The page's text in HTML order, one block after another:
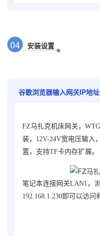
04 安装设置
谷歌浏览器输入网关IP地
FZ马扎克机床网关，
装，12V-24V宽电压输入
置，支持TF卡内存扩展。
笔记本连接网关LAN1，
192.168.1.230即可以访问